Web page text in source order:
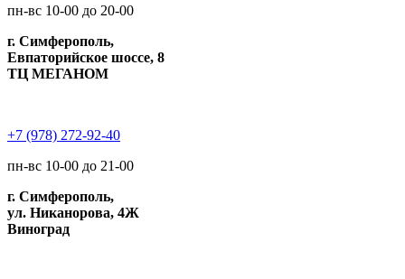
пн-вс 10-00 до 20-00
г. Симферополь,
Евпаторийское шоссе, 8
ТЦ МЕГАНОМ
+7 (978) 272-92-40
пн-вс 10-00 до 21-00
г. Симферополь,
ул. Никанорова, 4Ж
Виноград